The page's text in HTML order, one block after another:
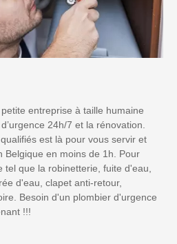
entreprise à taille humaine
24h/7 et la rénovation.
est là pour vous servir et
Belgique en moins de 1h. Pour
que la robinetterie, fuite d'eau,
d'eau, clapet anti-retour,
Besoin d'un plombier d'urgence
!!!